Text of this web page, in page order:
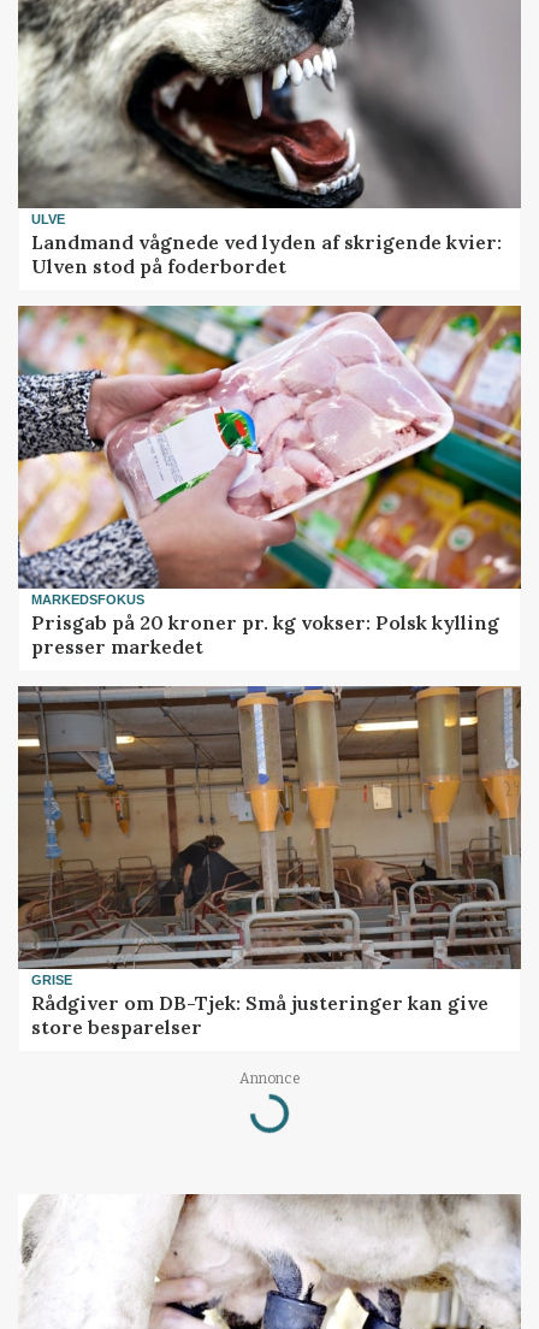
ULVE
Landmand vågnede ved lyden af skrigende kvier:
Ulven stod på foderbordet
MARKEDSFOKUS
Prisgab på 20 kroner pr. kg vokser: Polsk kylling
presser markedet
GRISE
Rådgiver om DB-Tjek: Små justeringer kan give
store besparelser
Annonce
Loading...